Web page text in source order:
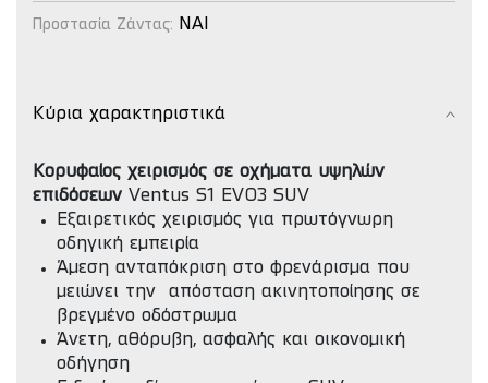
Προστασία Ζάντας: NAI
Κύρια χαρακτηριστικά
Κορυφαίος χειρισμός σε οχήματα υψηλών
επιδόσεων Ventus S1 EVO3 SUV
Εξαιρετικός χειρισμός για πρωτόγνωρη
οδηγική εμπειρία
Άμεση ανταπόκριση στο φρενάρισμα που
μειώνει την απόσταση ακινητοποίησης σε
βρεγμένο οδόστρωμα
Άνετη, αθόρυβη, ασφαλής και οικονομική
οδήγηση